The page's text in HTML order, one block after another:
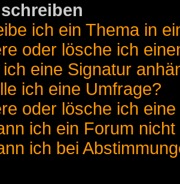
ich ein Thema in
oder lösche ich
eine Signatur
ich eine Umfrage?
oder lösche ich
ich ein Forum
ich bei